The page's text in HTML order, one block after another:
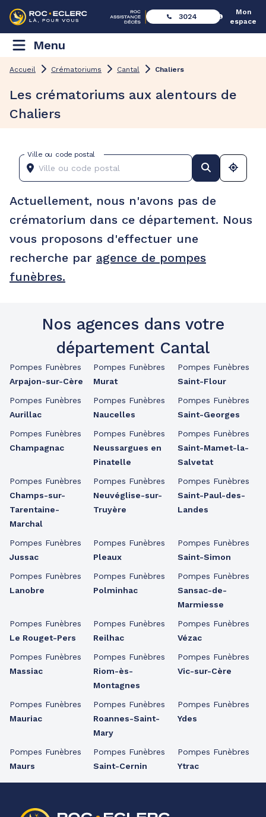
3024
Mon
espace
Menu
Accueil Crématoriums Cantal Chaliers
Les crématoriums aux alentours de
Chaliers
Ville ou code postal
Actuellement, nous n'avons pas de
crématorium dans ce département. Nous
vous proposons d'effectuer une
recherche par agence de pompes
funèbres.
Nos agences dans votre
département Cantal
Pompes Funèbres
Arpajon-sur-Cère
Pompes Funèbres
Aurillac
Pompes Funèbres
Champagnac
Pompes Funèbres
Champs-sur-
Tarentaine-
Marchal
Pompes Funèbres
Jussac
Pompes Funèbres
Lanobre
Pompes Funèbres
Le Rouget-Pers
Pompes Funèbres
Massiac
Pompes Funèbres
Mauriac
Pompes Funèbres
Maurs
Pompes Funèbres
Murat
Pompes Funèbres
Naucelles
Pompes Funèbres
Neussargues en
Pinatelle
Pompes Funèbres
Neuvéglise-sur-
Truyère
Pompes Funèbres
Pleaux
Pompes Funèbres
Polminhac
Pompes Funèbres
Reilhac
Pompes Funèbres
Riom-ès-
Montagnes
Pompes Funèbres
Roannes-Saint-
Mary
Pompes Funèbres
Saint-Cernin
Pompes Funèbres
Saint-Flour
Pompes Funèbres
Saint-Georges
Pompes Funèbres
Saint-Mamet-la-
Salvetat
Pompes Funèbres
Saint-Paul-des-
Landes
Pompes Funèbres
Saint-Simon
Pompes Funèbres
Sansac-de-
Marmiesse
Pompes Funèbres
Vézac
Pompes Funèbres
Vic-sur-Cère
Pompes Funèbres
Ydes
Pompes Funèbres
Ytrac